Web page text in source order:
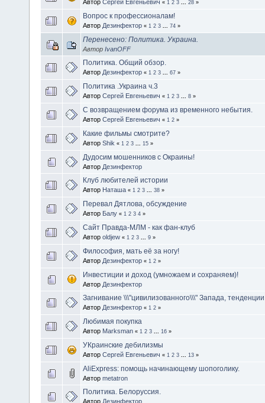
Автор Сергей Евгеньевич « 1 2 3 ... 28 »
Вопрос к профессионалам!
Автор Дезинфектор « 1 2 3 ... 74 »
Перенесено: Политика. Украина.
Автор IvanOFF
Политика. Общий обзор.
Автор Дезинфектор « 1 2 3 ... 67 »
Политика .Украина ч.3
Автор Сергей Евгеньевич « 1 2 3 ... 8 »
С возвращением форума из временного небытия.
Автор Сергей Евгеньевич « 1 2 »
Какие фильмы смотрите?
Автор Shik « 1 2 3 ... 15 »
Дудосим мошенников с Окраины!
Автор Дезинфектор
Клуб любителей истории
Автор Наташа « 1 2 3 ... 38 »
Перевал Дятлова, обсуждение
Автор Балу « 1 2 3 4 »
Сайт Правда-МЛМ - как фан-клуб
Автор oldjew « 1 2 3 ... 9 »
Философия, мать её за ногу!
Автор Дезинфектор « 1 2 »
Инвестиции и доход (умножаем и сохраняем)!
Автор Дезинфектор
Загнивание \\\"цивилизованного\\\" Запада,
Автор Дезинфектор « 1 2 »
Любимая покупка
Автор Marksman « 1 2 3 ... 16 »
УКраинские дебилизмы
Автор Сергей Евгеньевич « 1 2 3 ... 13 »
AliExpress: помощь начинающему шопоголику.
Автор metatron
Политика. Белоруссия.
Автор Дезинфектор